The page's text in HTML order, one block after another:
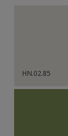
HN.02.85